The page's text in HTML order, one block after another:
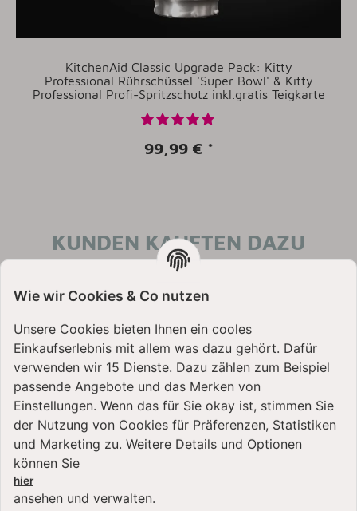
KitchenAid Classic Upgrade Pack: Kitty
Professional Rührschüssel 'Super Bowl' & Kitty
Professional Profi-Spritzschutz inkl.gratis Teigkarte
99,99 € *
KUNDEN KAUFTEN DAZU
FOLGENDE ARTIKEL:
Wie wir Cookies & Co nutzen
Unsere Cookies bieten Ihnen ein cooles
Einkaufserlebnis mit allem was dazu gehört. Dafür
verwenden wir 15 Dienste. Dazu zählen zum Beispiel
passende Angebote und das Merken von
Einstellungen. Wenn das für Sie okay ist, stimmen Sie
der Nutzung von Cookies für Präferenzen, Statistiken
und Marketing zu. Weitere Details und Optionen
können Sie
hier
ansehen und verwalten.